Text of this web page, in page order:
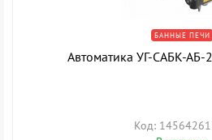
БАННЫЕ ПЕЧИ
Автоматика УГ-САБК-
Код: